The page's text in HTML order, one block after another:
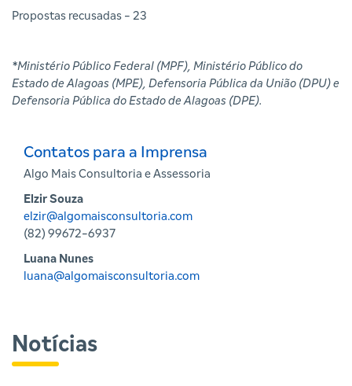
Propostas recusadas - 23
*Ministério Público Federal (MPF), Ministério Público do
Estado de Alagoas (MPE), Defensoria Pública da União (DPU) e
Defensoria Pública do Estado de Alagoas (DPE).
Contatos para a Imprensa
Algo Mais Consultoria e Assessoria
Elzir Souza
elzir@algomaisconsultoria.com
(82) 99672-6937
Luana Nunes
luana@algomaisconsultoria.com
Notícias